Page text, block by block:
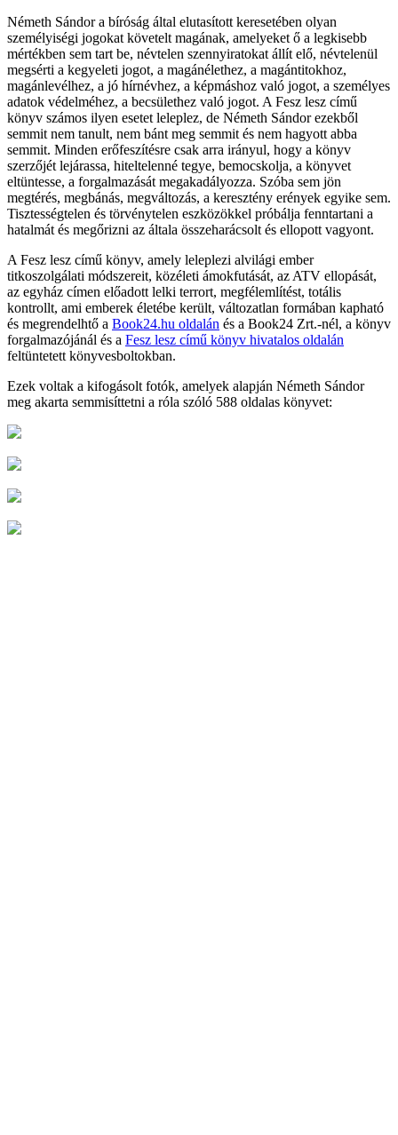
Németh Sándor a bíróság által elutasított keresetében olyan
személyiségi jogokat követelt magának, amelyeket ő a legkisebb
mértékben sem tart be, névtelen szennyiratokat állít elő, névtelenül
megsérti a kegyeleti jogot, a magánélethez, a magántitokhoz,
magánlevélhez, a jó hírnévhez, a képmáshoz való jogot, a személyes
adatok védelméhez, a becsülethez való jogot. A Fesz lesz című
könyv számos ilyen esetet leleplez, de Németh Sándor ezekből
semmit nem tanult, nem bánt meg semmit és nem hagyott abba
semmit. Minden erőfeszítésre csak arra irányul, hogy a könyv
szerzőjét lejárassa, hiteltelenné tegye, bemocskolja, a könyvet
eltüntesse, a forgalmazását megakadályozza. Szóba sem jön
megtérés, megbánás, megváltozás, a keresztény erények egyike sem.
Tisztességtelen és törvénytelen eszközökkel próbálja fenntartani a
hatalmát és megőrizni az általa összeharácsolt és ellopott vagyont.
A Fesz lesz című könyv, amely leleplezi alvilági ember
titkoszolgálati módszereit, közéleti ámokfutását, az ATV ellopását,
az egyház címen előadott lelki terrort, megfélemlítést, totális
kontrollt, ami emberek életébe került, változatlan formában kapható
és megrendelhtő a Book24.hu oldalán és a Book24 Zrt.-nél, a könyv
forgalmazójánál és a Fesz lesz című könyv hivatalos oldalán
feltüntetett könyvesboltokban.
Ezek voltak a kifogásolt fotók, amelyek alapján Németh Sándor
meg akarta semmisíttetni a róla szóló 588 oldalas könyvet: